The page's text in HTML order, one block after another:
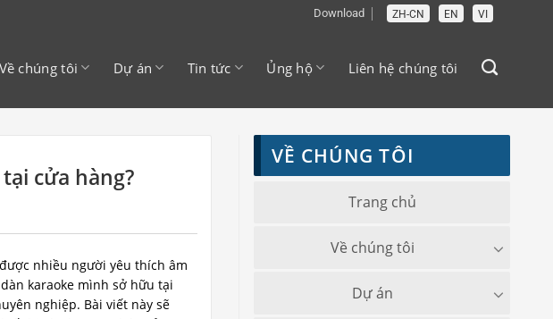
Download ZH-CN EN VI
Về chúng tôi Dự án Tin tức Ủng hộ Liên hệ chúng tôi
cửa hàng?
nhiều người yêu thích âm
karaoke mình sở hữu tại
nghiệp. Bài viết này sẽ
VỀ CHÚNG TÔI
Trang chủ
Về chúng tôi
Dự án